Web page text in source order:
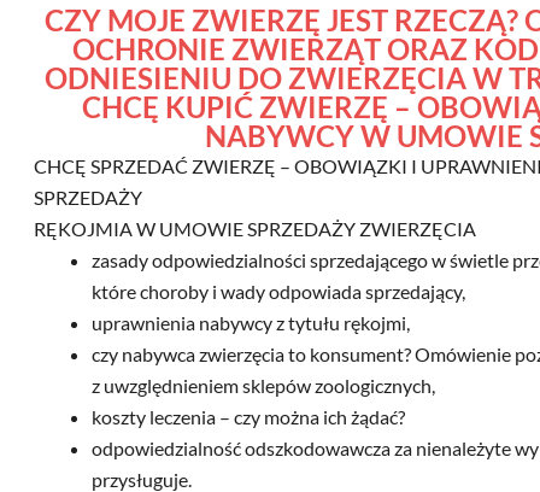
CZY MOJE ZWIERZĘ JEST
OCHRONIE ZWIERZĄT ORAZ
ODNIESIENIU DO ZWIERZĘCIA W
CHCĘ KUPIĆ ZWIERZĘ –
NABYWCY W UMOWIE
CHCĘ SPRZEDAĆ ZWIERZĘ – OBOWIĄZKI I
SPRZEDAŻY
RĘKOJMIA W UMOWIE SPRZEDAŻY ZWIERZĘCIA
zasady odpowiedzialności sprzedającego w świetle
które choroby i wady odpowiada sprzedający,
uprawnienia nabywcy z tytułu rękojmi,
czy nabywca zwierzęcia to konsument? Omówienie
z uwzględnieniem sklepów zoologicznych,
koszty leczenia – czy można ich żądać?
odpowiedzialność odszkodowawcza za nienależyte
przysługuje.